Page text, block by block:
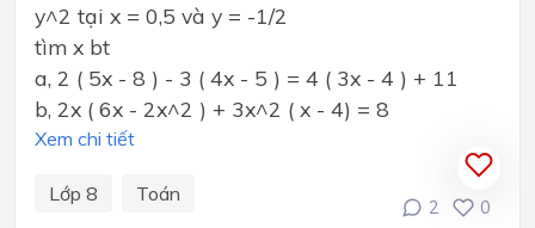
y^2 tại x = 0,5 và y = -1/2
tìm x bt
a, 2 ( 5x - 8 ) - 3 ( 4x - 5 ) = 4 ( 3x - 4 ) + 11
b, 2x ( 6x - 2x^2 ) + 3x^2 ( x - 4) = 8
Xem chi tiết
Lớp 8 Toán
2 0